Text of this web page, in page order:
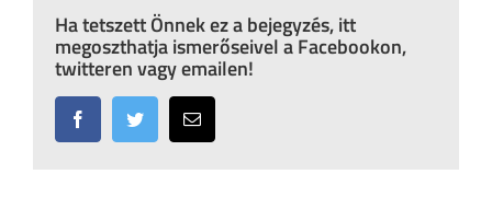
Ha tetszett Önnek ez a bejegyzés, itt
megoszthatja ismerőseivel a Facebookon,
twitteren vagy emailen!
FacebookTwitter Email: